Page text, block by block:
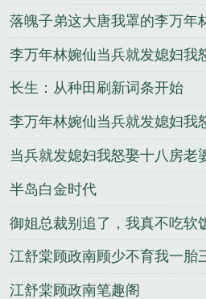
落魄子弟这大唐我罩的李万年
结局
李万年林婉仙当兵就发媳妇我
八房老婆完整版
长生：从种田刷新词条开始
李万年林婉仙当兵就发媳妇我
八房老婆全文
当兵就发媳妇我怒娶十八房老
年林婉仙结局
半岛白金时代
御姐总裁别追了，我真不吃软
江舒棠顾政南顾少不育我一胎
大院团宠完整版
江舒棠顾政南笔趣阁